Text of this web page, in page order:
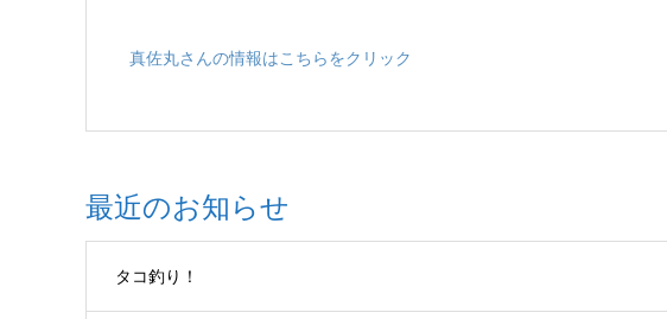
真佐丸さんの情報はこちらをクリック
最近のお知らせ
タコ釣り！